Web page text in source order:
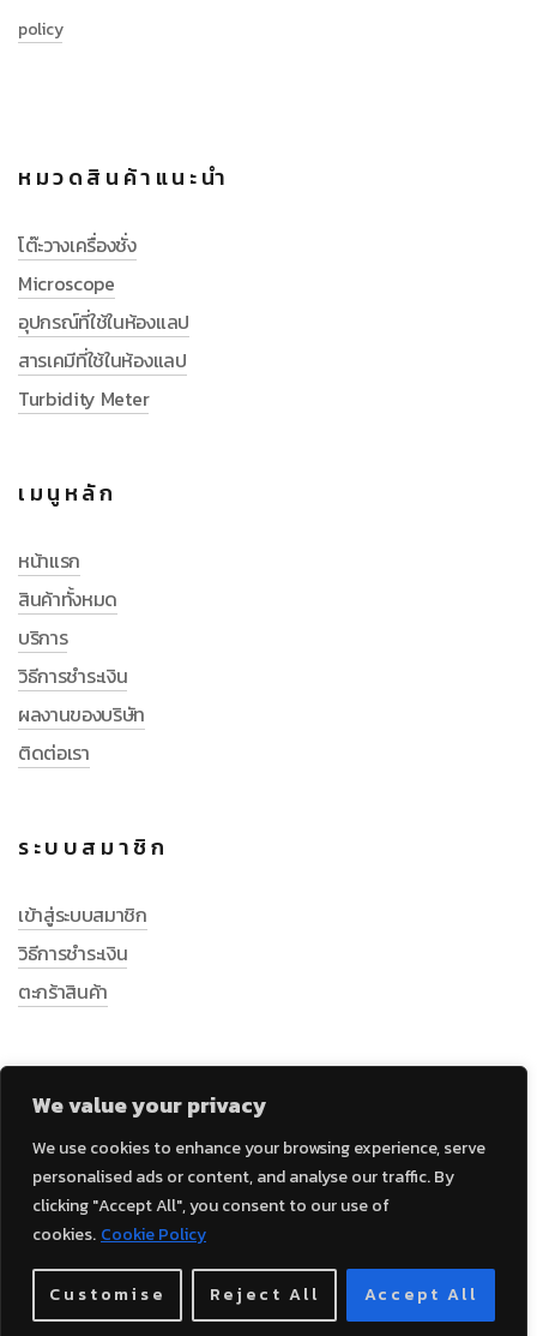
We value your privacy
We use cookies to enhance your browsing experience, serve
personalised ads or content, and analyse our traffic. By
clicking "Accept All", you consent to our use of
cookies. Cookie Policy
Customise Reject All Accept All
policy
หมวดสินค้าแนะนำ
โต๊ะวางเครื่องชั่ง
Microscope
อุปกรณ์ที่ใช้ในห้องแลป
สารเคมีที่ใช้ในห้องแลป
Turbidity Meter
เมนูหลัก
หน้าแรก
สินค้าทั้งหมด
บริการ
วิธีการชำระเงิน
ผลงานของบริษัท
ติดต่อเรา
ระบบสมาชิก
เข้าสู่ระบบสมาชิก
วิธีการชำระเงิน
ตะกร้าสินค้า
© 2023 LABSPS.com